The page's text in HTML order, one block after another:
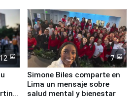
12 7
Simone Biles comparte en
Lima un mensaje sobre
salud mental y bienestar